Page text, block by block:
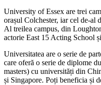
University of Essex are trei
orașul Colchester, iar cel de-al
Al treilea campus, din
actorie East 15 Acting School
Universitatea are o serie de
care oferă o serie de diplome
masters) cu universități din
și Singapore. Poți beneficia și